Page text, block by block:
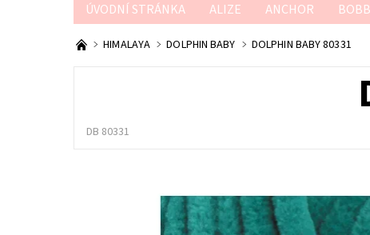
ÚVODNÍ STRÁNKA ALIZE ANCHOR
MTP
NAKO POUKAZY SCHACHENMAYR
HIMALAYA DOLPHIN BABY DOLPHIN BABY 80331
DB 80331